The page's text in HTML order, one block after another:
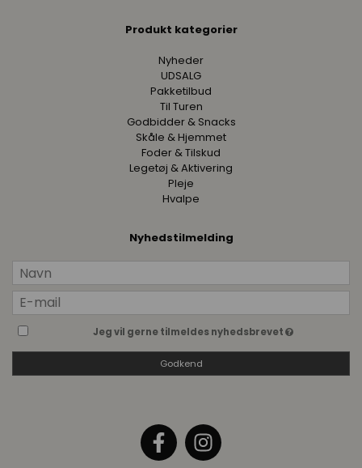
Produkt kategorier
Nyheder
UDSALG
Pakketilbud
Til Turen
Godbidder & Snacks
Skåle & Hjemmet
Foder & Tilskud
Legetøj & Aktivering
Pleje
Hvalpe
Nyhedstilmelding
Jeg vil gerne tilmeldes nyhedsbrevet
Godkend